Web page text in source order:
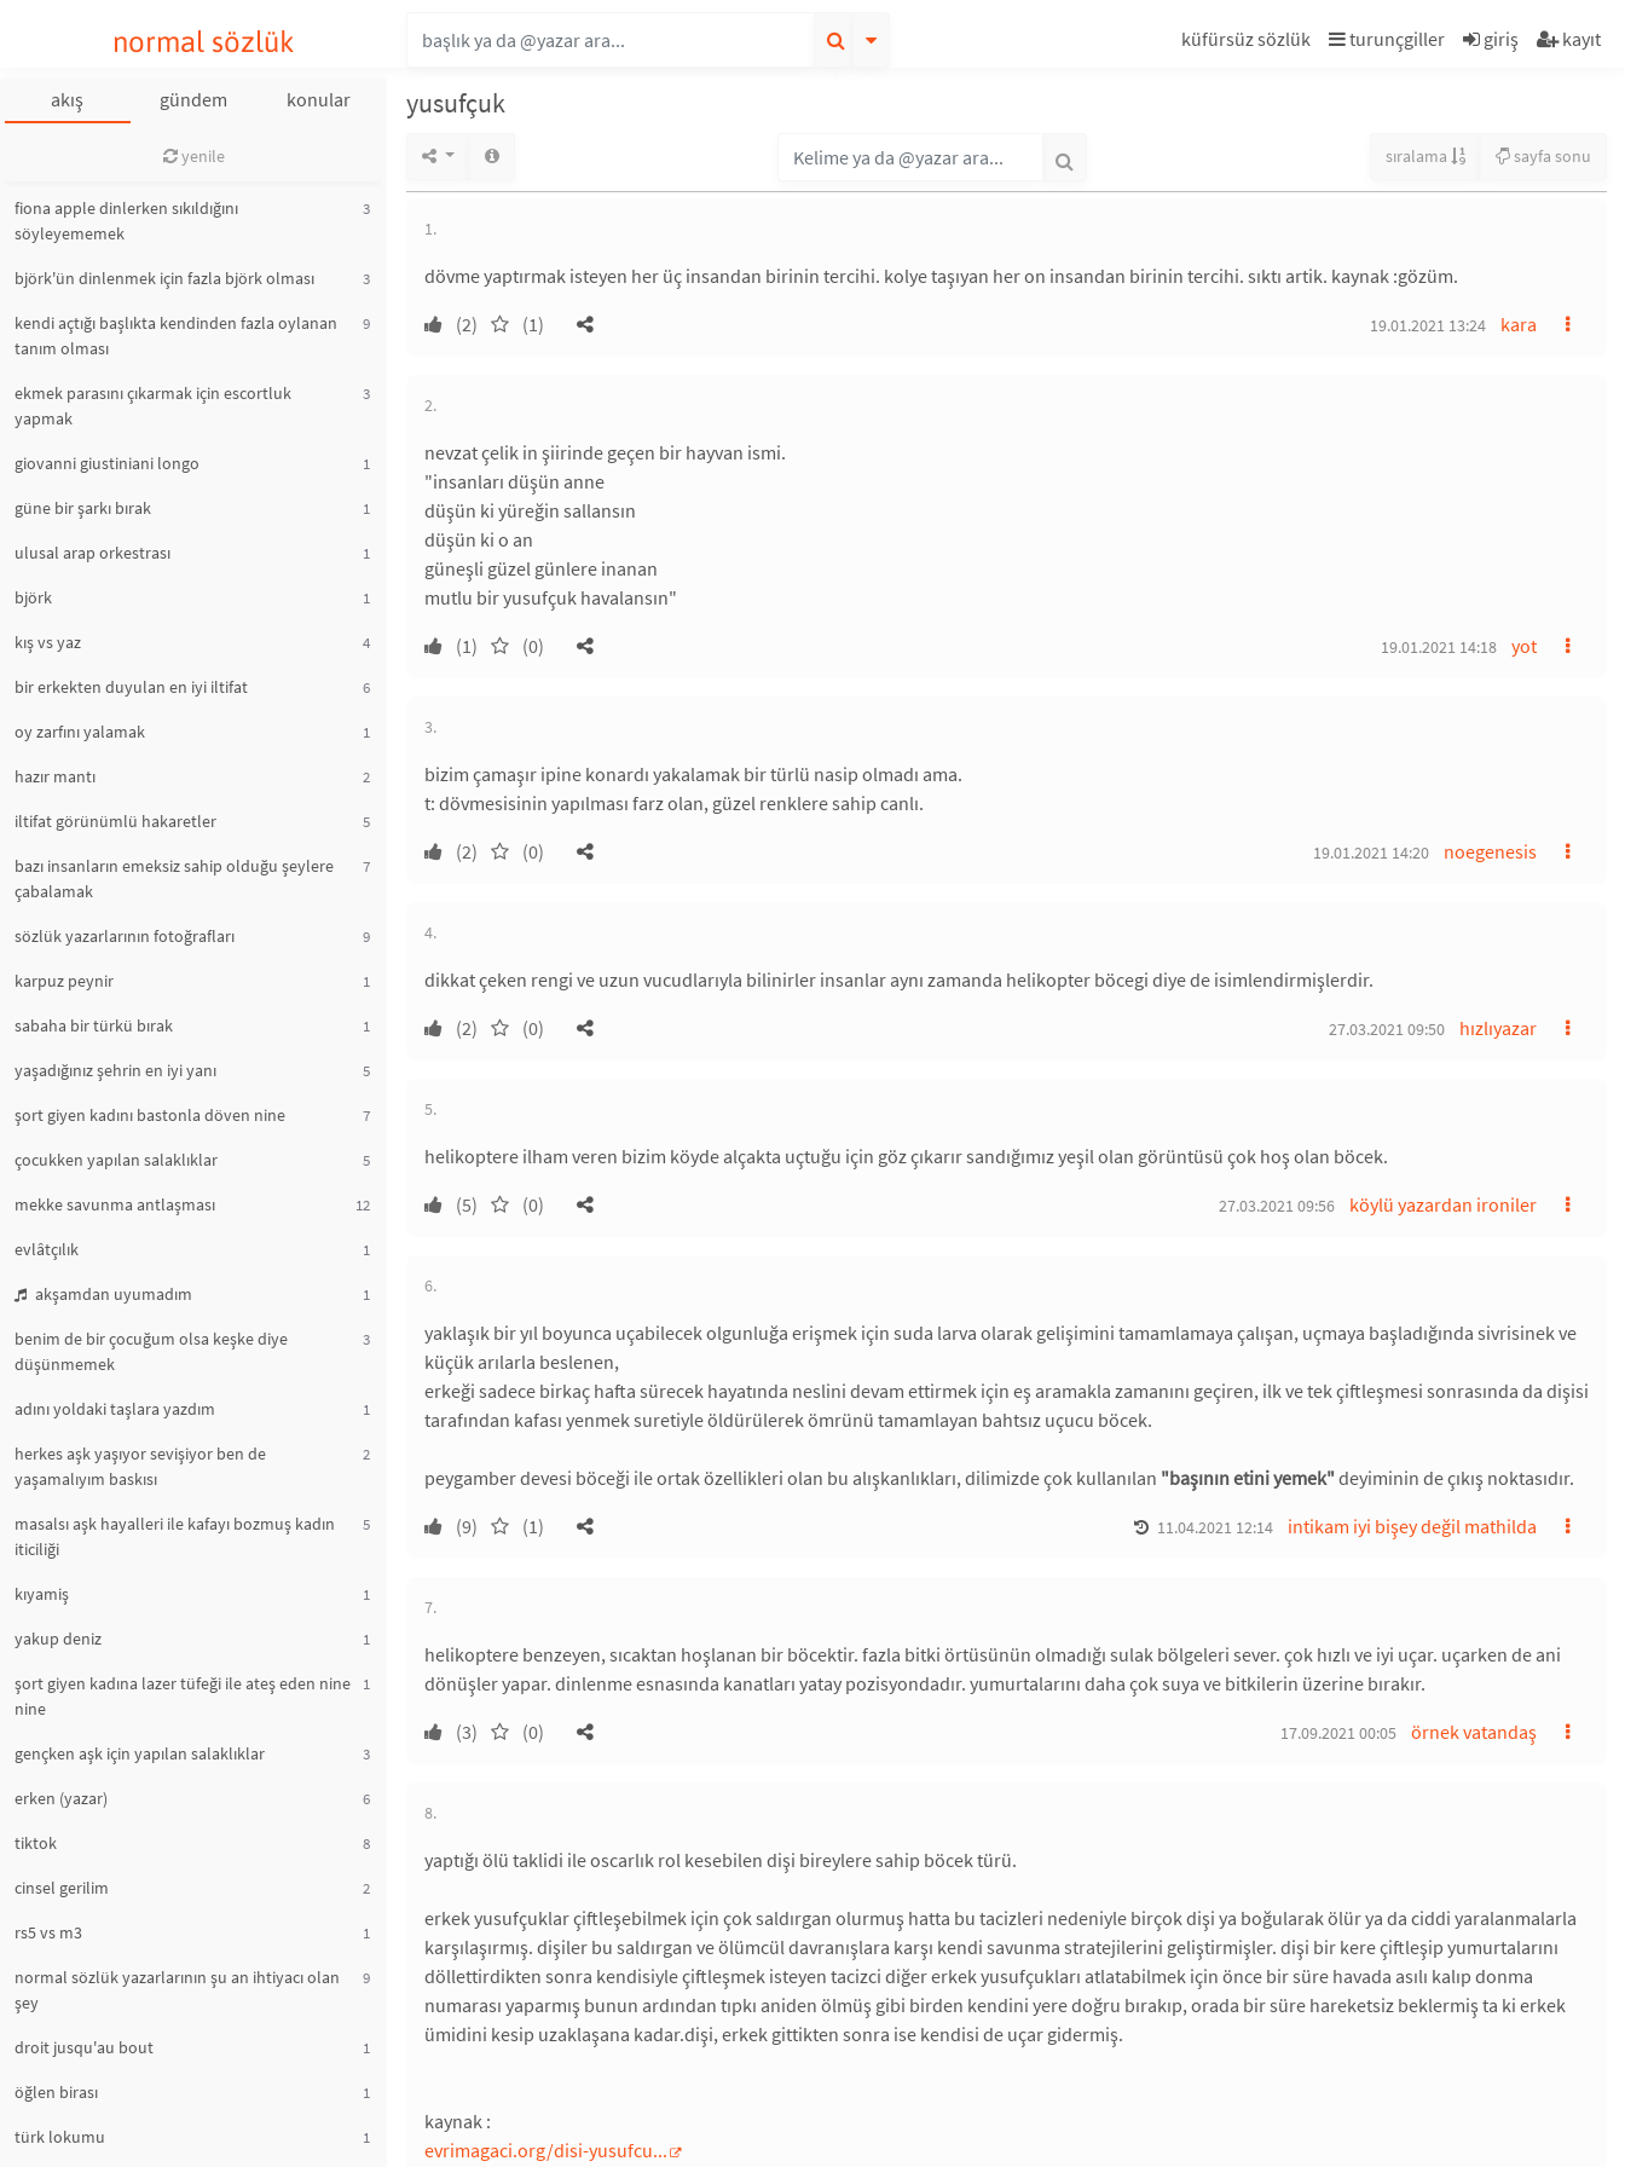
normal sözlük küfürsüz sözlük turunçgiller giriş kayıt
akış gündem konular
yenile
fiona apple dinlerken sıkıldığını
söyleyememek
3
björk'ün dinlenmek için fazla björk olması 3
kendi açtığı başlıkta kendinden fazla oylanan
tanım olması
9
ekmek parasını çıkarmak için escortluk
yapmak
3
giovanni giustiniani longo 1
güne bir şarkı bırak 1
ulusal arap orkestrası 1
björk 1
kış vs yaz 4
bir erkekten duyulan en iyi iltifat 6
oy zarfını yalamak 1
hazır mantı 2
iltifat görünümlü hakaretler 5
bazı insanların emeksiz sahip olduğu şeylere
çabalamak
7
sözlük yazarlarının fotoğrafları 9
karpuz peynir 1
sabaha bir türkü bırak 1
yaşadığınız şehrin en iyi yanı 5
şort giyen kadını bastonla döven nine 7
çocukken yapılan salaklıklar 5
mekke savunma antlaşması 12
evlâtçılık 1
akşamdan uyumadım 1
benim de bir çocuğum olsa keşke diye
düşünmemek
3
adını yoldaki taşlara yazdım 1
herkes aşk yaşıyor sevişiyor ben de
yaşamalıyım baskısı
2
masalsı aşk hayalleri ile kafayı bozmuş kadın
iticiliği
5
kıyamiş 1
yakup deniz 1
şort giyen kadına lazer tüfeği ile ateş eden nine
nine
1
gençken aşk için yapılan salaklıklar 3
erken (yazar) 6
tiktok 8
cinsel gerilim 2
rs5 vs m3 1
normal sözlük yazarlarının şu an ihtiyacı olan
şey
9
droit jusqu'au bout 1
öğlen birası 1
türk lokumu 1
yusufçuk
sıralama sayfa sonu
1.
dövme yaptırmak isteyen her üç insandan birinin tercihi. kolye taşıyan her on insandan birinin tercihi. sıktı artik. kaynak :gözüm.
(2)
(1) kara
19.01.2021 13:24
2.
nevzat çelik in şiirinde geçen bir hayvan ismi.
"insanları düşün anne
düşün ki yüreğin sallansın
düşün ki o an
güneşli güzel günlere inanan
mutlu bir yusufçuk havalansın"
(1)
(0) yot
19.01.2021 14:18
3.
bizim çamaşır ipine konardı yakalamak bir türlü nasip olmadı ama.
t: dövmesisinin yapılması farz olan, güzel renklere sahip canlı.
(2)
(0) noegenesis
19.01.2021 14:20
4.
dikkat çeken rengi ve uzun vucudlarıyla bilinirler insanlar aynı zamanda helikopter böcegi diye de isimlendirmişlerdir.
(2)
(0) hızlıyazar
27.03.2021 09:50
5.
helikoptere ilham veren bizim köyde alçakta uçtuğu için göz çıkarır sandığımız yeşil olan görüntüsü çok hoş olan böcek.
(5)
(0) köylü yazardan ironiler
27.03.2021 09:56
6.
yaklaşık bir yıl boyunca uçabilecek olgunluğa erişmek için suda larva olarak gelişimini tamamlamaya çalışan, uçmaya başladığında sivrisinek ve
küçük arılarla beslenen,
erkeği sadece birkaç hafta sürecek hayatında neslini devam ettirmek için eş aramakla zamanını geçiren, ilk ve tek çiftleşmesi sonrasında da dişisi
tarafından kafası yenmek suretiyle öldürülerek ömrünü tamamlayan bahtsız uçucu böcek.
peygamber devesi böceği ile ortak özellikleri olan bu alışkanlıkları, dilimizde çok kullanılan "başının etini yemek" deyiminin de çıkış noktasıdır.
(9)
(1) intikam iyi bişey değil mathilda
11.04.2021 12:14
7.
helikoptere benzeyen, sıcaktan hoşlanan bir böcektir. fazla bitki örtüsünün olmadığı sulak bölgeleri sever. çok hızlı ve iyi uçar. uçarken de ani
dönüşler yapar. dinlenme esnasında kanatları yatay pozisyondadır. yumurtalarını daha çok suya ve bitkilerin üzerine bırakır.
(3)
(0) örnek vatandaş
17.09.2021 00:05
8.
yaptığı ölü taklidi ile oscarlık rol kesebilen dişi bireylere sahip böcek türü.
erkek yusufçuklar çiftleşebilmek için çok saldırgan olurmuş hatta bu tacizleri nedeniyle birçok dişi ya boğularak ölür ya da ciddi yaralanmalarla
karşılaşırmış. dişiler bu saldırgan ve ölümcül davranışlara karşı kendi savunma stratejilerini geliştirmişler. dişi bir kere çiftleşip yumurtalarını
döllettirdikten sonra kendisiyle çiftleşmek isteyen tacizci diğer erkek yusufçukları atlatabilmek için önce bir süre havada asılı kalıp donma
numarası yaparmış bunun ardından tıpkı aniden ölmüş gibi birden kendini yere doğru bırakıp, orada bir süre hareketsiz beklermiş ta ki erkek
ümidini kesip uzaklaşana kadar.dişi, erkek gittikten sonra ise kendisi de uçar gidermiş.
kaynak :
evrimagaci.org/disi-yusufcu...